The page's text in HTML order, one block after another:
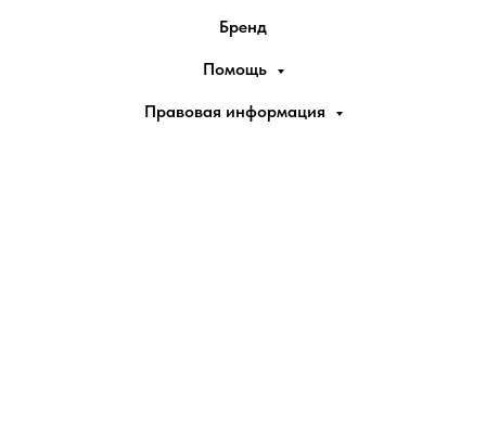
Бренд
Помощь
Правовая информация